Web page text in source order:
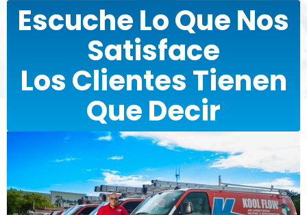
Escuche Lo Que Nos
Satisface
Los Clientes Tienen
Que Decir